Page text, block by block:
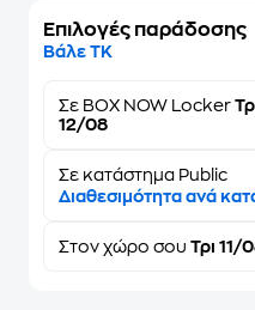
Επιλογές παράδοσης
Βάλε ΤΚ
Σε BOX NOW Locker
12/08
Σε κατάστημα Public
Διαθεσιμότητα ανά
Στον χώρο σου Τρι 11/